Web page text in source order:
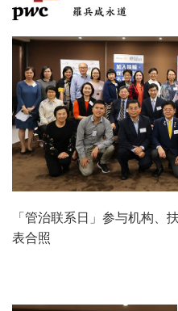
「管治联系日」参与机构、
表合照